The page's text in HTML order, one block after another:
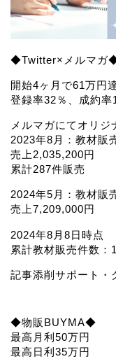
◆Twitter×メルマガ
開始4ヶ月で61万円
登録率32％、成約率
メルマガにてオリジ
2023年8月：教材販
売上2,035,200円
累計287件販売
2024年5月：教材販
売上7,209,000円
2024年8月8日時点
累計教材販売件数：
記事添削サポート・
◆物販BUYMA◆
最高月利50万円
最高日利35万円